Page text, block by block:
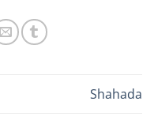
Shahada